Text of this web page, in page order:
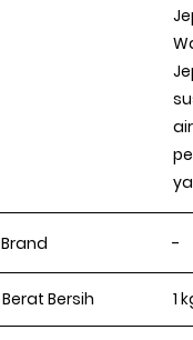
Brand -
Berat Bersih 1